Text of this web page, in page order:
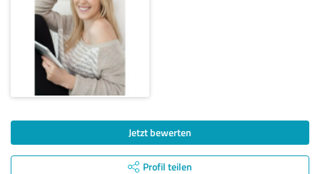
Jetzt bewerten
Profil teilen